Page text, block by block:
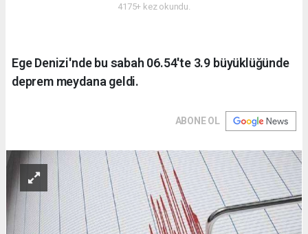
4175+ kez okundu.
Ege Denizi'nde bu sabah 06.54'te 3.9 büyüklüğünde
deprem meydana geldi.
ABONE OL